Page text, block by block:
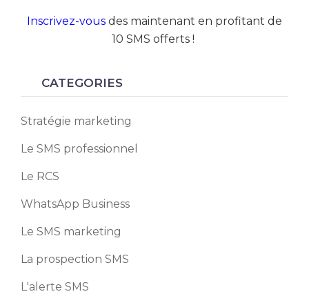
Inscrivez-vous des maintenant en profitant de
10 SMS offerts !
CATEGORIES
Stratégie marketing
Le SMS professionnel
Le RCS
WhatsApp Business
Le SMS marketing
La prospection SMS
L'alerte SMS